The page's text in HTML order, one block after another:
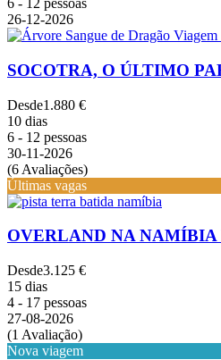
6 - 12 pessoas
26-12-2026
SOCOTRA, O ÚLTIMO
Desde1.880 €
10 dias
6 - 12 pessoas
30-11-2026
(6 Avaliações)
Últimas vagas
OVERLAND NA NAMÍBIA
Desde3.125 €
15 dias
4 - 17 pessoas
27-08-2026
(1 Avaliação)
Nova viagem